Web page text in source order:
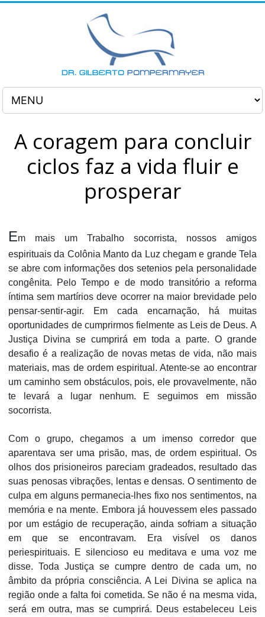
A coragem para concluir
ciclos faz a vida fluir e
prosperar
Em mais um Trabalho socorrista, nossos amigos
espirituais da Colônia Manto da Luz chegam e grande Tela
se abre com informações dos setenios pela personalidade
congênita. Pelo Tempo e de modo transitório a reforma
íntima sem martírios deve ocorrer na maior brevidade pelo
pensar-sentir-agir. Em cada encarnação, há muitas
oportunidades de cumprirmos fielmente as Leis de Deus. A
Justiça Divina se cumprirá em toda a parte. O grande
desafio é a realização de novas metas de vida, não mais
materiais, mas de ordem espiritual. Atente-se ao encontrar
um caminho sem obstáculos, pois, ele provavelmente, não
te levará a lugar nenhum. E seguimos em missão
socorrista.
Com o grupo, chegamos a um imenso corredor que
aparentava ser uma prisão, mas, de ordem espiritual. Os
olhos dos prisioneiros pareciam gradeados, resultado das
suas penosas vibrações, lentas e densas. O sentimento de
culpa em alguns permanecia-lhes fixo nos sentimentos, na
memória e na mente. Embora já houvessem eles passado
por um estágio de recuperação, ainda sofriam a situação
em que se encontravam. Era visível os danos
periespirituais. E silencioso eu meditava e uma voz me
disse. Toda Justiça se cumpre dentro de cada um, no
âmbito da própria consciência. A Lei Divina se aplica na
região onde a falta foi cometida. Se não é na mesma vida,
será em outra, mas se cumprirá. Deus estabeleceu Leis